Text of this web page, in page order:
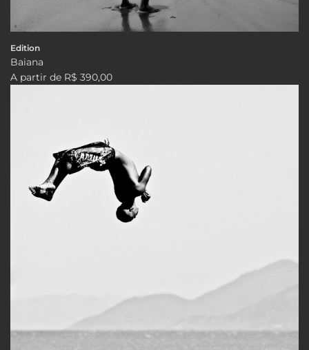
Edition
Baiana
A partir de R$ 390,00